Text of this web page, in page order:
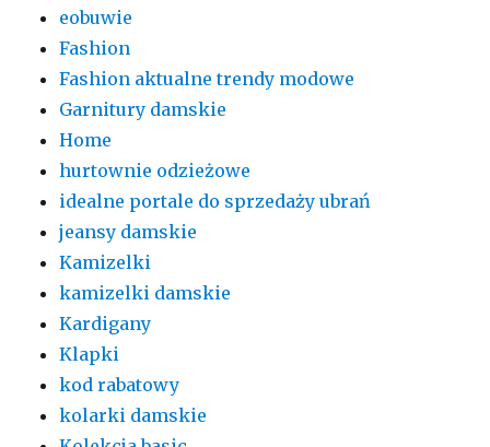
eobuwie
Fashion
Fashion aktualne trendy modowe
Garnitury damskie
Home
hurtownie odzieżowe
idealne portale do sprzedaży ubrań
jeansy damskie
Kamizelki
kamizelki damskie
Kardigany
Klapki
kod rabatowy
kolarki damskie